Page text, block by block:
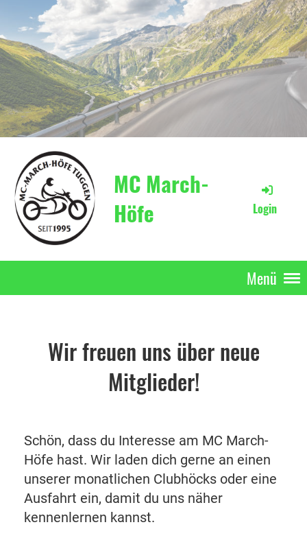
MC March-
Höfe
Login
Menü
Wir freuen uns über neue
Mitglieder!
Schön, dass du Interesse am MC March-
Höfe hast. Wir laden dich gerne an einen
unserer monatlichen Clubhöcks oder eine
Ausfahrt ein, damit du uns näher
kennenlernen kannst.